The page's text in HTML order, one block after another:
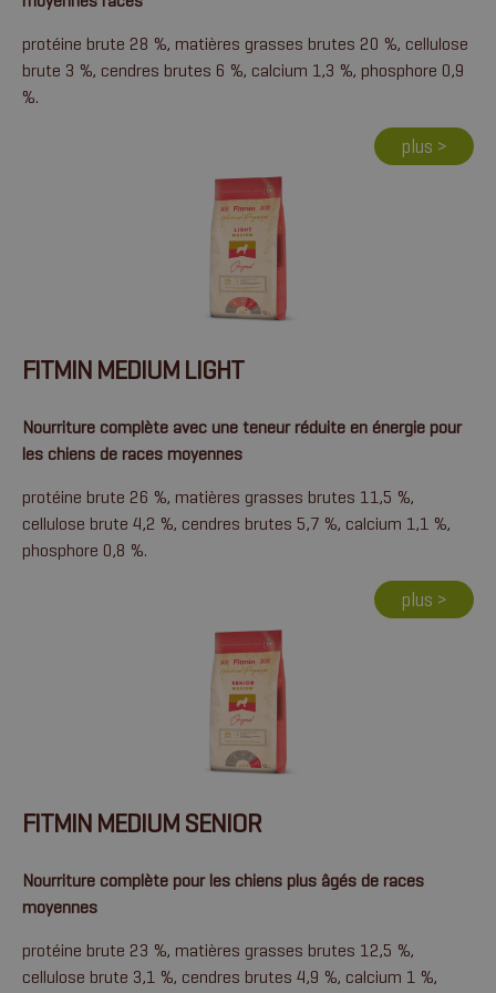
protéine brute 28 %, matières grasses brutes 20 %, cellulose
brute 3 %, cendres brutes 6 %, calcium 1,3 %, phosphore 0,9
%.
plus >
FITMIN MEDIUM LIGHT
Nourriture complète avec une teneur réduite en énergie pour
les chiens de races moyennes
protéine brute 26 %, matières grasses brutes 11,5 %,
cellulose brute 4,2 %, cendres brutes 5,7 %, calcium 1,1 %,
phosphore 0,8 %.
plus >
FITMIN MEDIUM SENIOR
Nourriture complète pour les chiens plus âgés de races
moyennes
protéine brute 23 %, matières grasses brutes 12,5 %,
cellulose brute 3,1 %, cendres brutes 4,9 %, calcium 1 %,